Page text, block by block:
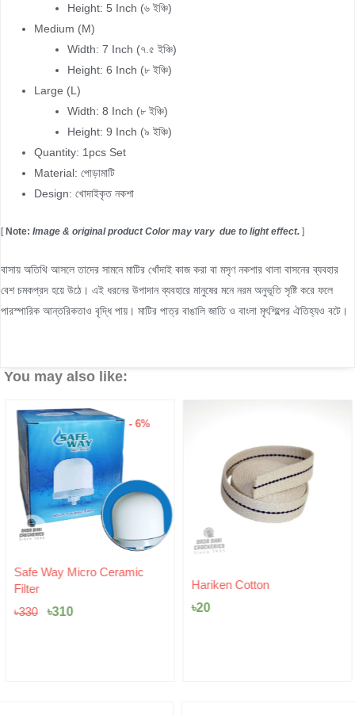
Height: 5 Inch (৬ ইঞ্চি)
Medium (M)
Width: 7 Inch (৭.৫ ইঞ্চি)
Height: 6 Inch (৮ ইঞ্চি)
Large (L)
Width: 8 Inch (৮ ইঞ্চি)
Height: 9 Inch (৯ ইঞ্চি)
Quantity: 1pcs Set
Material: পোড়ামাটি
Design: খোদাইকৃত নকশা
[Note: Image & original product Color may vary due to light effect. ]
বাসায় অতিথি আসলে তাদের সামনে মাটির খোঁদাই কাজ করা বা মসৃণ নকশার থালা বাসনের ব্যবহার
বেশ চমকপ্রদ হয়ে উঠে। এই ধরনের উপাদান ব্যবহারে মানুষের মনে নরম অনুভূতি সৃষ্টি করে ফলে
পারস্পারিক আন্তরিকতাও বৃদ্ধি পায়। মাটির পাত্র বাঙালি জাতি ও বাংলা মৃৎশিল্পের ঐতিহ্যও বটে।
You may also like:
- 6%
Safe Way Micro Ceramic
Filter
৳330
Original
price
৳330.
৳310
Current
৳310.
Hariken Cotton
৳20